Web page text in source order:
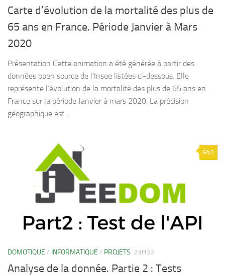
Carte d’évolution de la mortalité des plus de
65 ans en France. Période Janvier à Mars
2020
Présentation Cette animation a été générée à partir des
données open source de l’Insee listées ci-dessous. Elle
représente l’évolution de la mortalité des plus de 65 ans en
France sur la période Janvier à mars 2020. La précision
géographique est...
0
DOMOTIQUE / INFORMATIQUE / PROJETS 23H33
Analyse de la donnée. Partie 2 : Tests